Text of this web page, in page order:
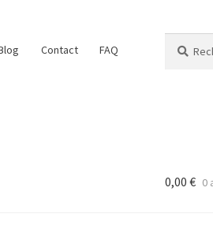
Contact FAQ
pour :
0,00 € 0